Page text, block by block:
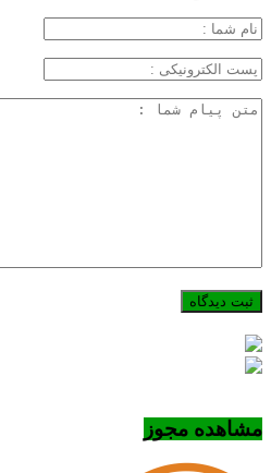
مشاهده مجوز